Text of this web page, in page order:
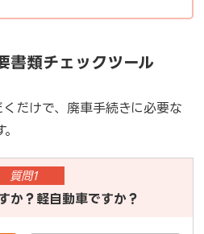
書類チェックツール
だけで、廃車手続きに必要な
質問1
か？軽自動車ですか？